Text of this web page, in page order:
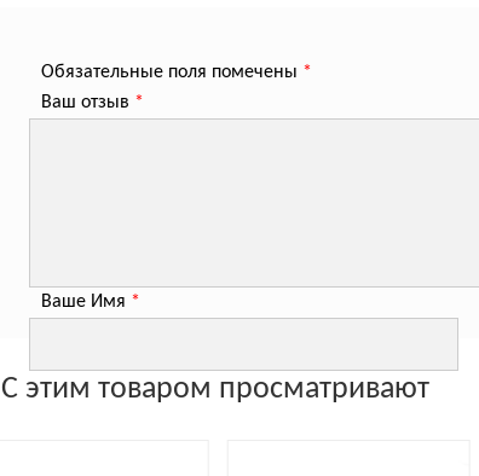
Обязательные поля помечены *
Ваш отзыв *
Ваше Имя *
С этим товаром просматривают